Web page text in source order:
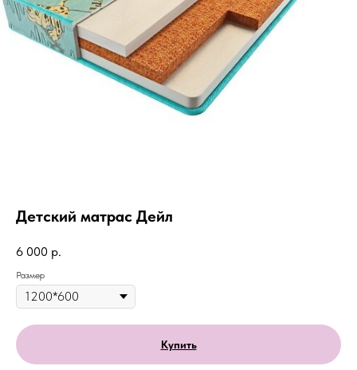
Детский матрас Дейл
6 000 р.
Размер
Купить